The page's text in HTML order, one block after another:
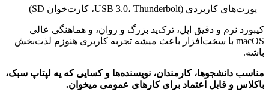
– پورت‌های کاربردی (USB 3.0، Thunderbolt، کارت‌خوان SD)
کیبورد نرم و دقیق اپل، ترک‌پد بزرگ و روان، و هماهنگی عالی
macOS با سخت‌افزار باعث میشه تجربه کاربری هنوزم لذت‌بخش
باشه.
مناسب دانشجوها، کارمندان، نویسنده‌ها و کسایی که یه لپتاپ سبک،
باکلاس و قابل اعتماد برای کارهای عمومی میخوان.